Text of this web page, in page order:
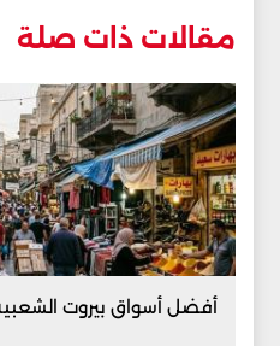
مقالات ذات صلة
أفضل أسواق بيروت الشعبية